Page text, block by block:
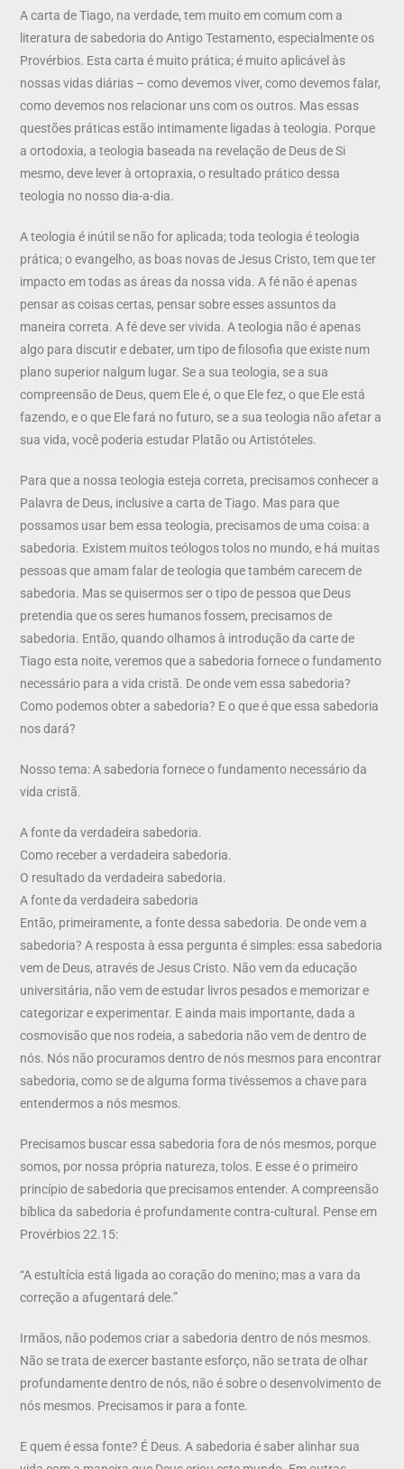
A carta de Tiago, na verdade, tem muito em comum com a
literatura de sabedoria do Antigo Testamento, especialmente os
Provérbios. Esta carta é muito prática; é muito aplicável às
nossas vidas diárias – como devemos viver, como devemos falar,
como devemos nos relacionar uns com os outros. Mas essas
questões práticas estão intimamente ligadas à teologia. Porque
a ortodoxia, a teologia baseada na revelação de Deus de Si
mesmo, deve lever à ortopraxia, o resultado prático dessa
teologia no nosso dia-a-dia.
A teologia é inútil se não for aplicada; toda teologia é teologia
prática; o evangelho, as boas novas de Jesus Cristo, tem que ter
impacto em todas as áreas da nossa vida. A fé não é apenas
pensar as coisas certas, pensar sobre esses assuntos da
maneira correta. A fé deve ser vivida. A teologia não é apenas
algo para discutir e debater, um tipo de filosofia que existe num
plano superior nalgum lugar. Se a sua teologia, se a sua
compreensão de Deus, quem Ele é, o que Ele fez, o que Ele está
fazendo, e o que Ele fará no futuro, se a sua teologia não afetar a
sua vida, você poderia estudar Platão ou Artistóteles.
Para que a nossa teologia esteja correta, precisamos conhecer a
Palavra de Deus, inclusive a carta de Tiago. Mas para que
possamos usar bem essa teologia, precisamos de uma coisa: a
sabedoria. Existem muitos teólogos tolos no mundo, e há muitas
pessoas que amam falar de teologia que também carecem de
sabedoria. Mas se quisermos ser o tipo de pessoa que Deus
pretendia que os seres humanos fossem, precisamos de
sabedoria. Então, quando olhamos à introdução da carte de
Tiago esta noite, veremos que a sabedoria fornece o fundamento
necessário para a vida cristã. De onde vem essa sabedoria?
Como podemos obter a sabedoria? E o que é que essa sabedoria
nos dará?
Nosso tema: A sabedoria fornece o fundamento necessário da
vida cristã.
A fonte da verdadeira sabedoria.
Como receber a verdadeira sabedoria.
O resultado da verdadeira sabedoria.
A fonte da verdadeira sabedoria
Então, primeiramente, a fonte dessa sabedoria. De onde vem a
sabedoria? A resposta à essa pergunta é simples: essa sabedoria
vem de Deus, através de Jesus Cristo. Não vem da educação
universitária, não vem de estudar livros pesados e memorizar e
categorizar e experimentar. E ainda mais importante, dada a
cosmovisão que nos rodeia, a sabedoria não vem de dentro de
nós. Nós não procuramos dentro de nós mesmos para encontrar
sabedoria, como se de alguma forma tivéssemos a chave para
entendermos a nós mesmos.
Precisamos buscar essa sabedoria fora de nós mesmos, porque
somos, por nossa própria natureza, tolos. E esse é o primeiro
princípio de sabedoria que precisamos entender. A compreensão
bíblica da sabedoria é profundamente contra-cultural. Pense em
Provérbios 22.15:
“A estultícia está ligada ao coração do menino; mas a vara da
correção a afugentará dele.”
Irmãos, não podemos criar a sabedoria dentro de nós mesmos.
Não se trata de exercer bastante esforço, não se trata de olhar
profundamente dentro de nós, não é sobre o desenvolvimento de
nós mesmos. Precisamos ir para a fonte.
E quem é essa fonte? É Deus. A sabedoria é saber alinhar sua